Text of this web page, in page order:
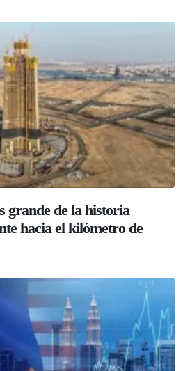
grande de la historia
hacia el kilómetro de